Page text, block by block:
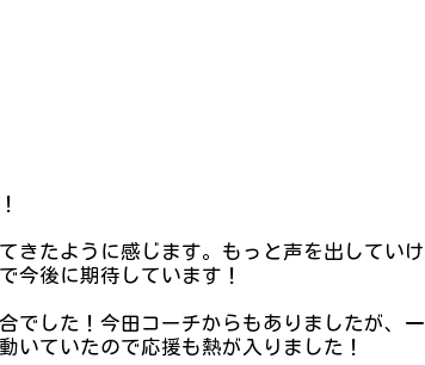
きたように感じます。もっと声を出していけ
今後に期待しています！
でした！今田コーチからもありましたが、一
いていたので応援も熱が入りました！